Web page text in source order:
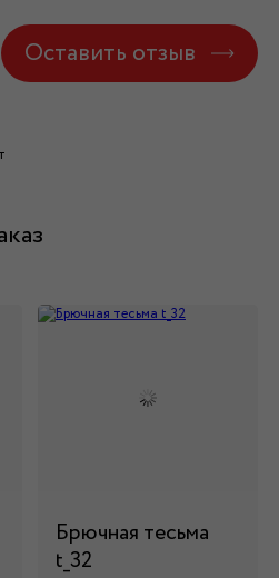
Оставить отзыв
Брючная тесьма
t_32